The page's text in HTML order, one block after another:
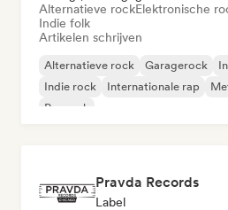
Alternatieve rockElektronische
Indie folk
Artikelen schrijven
Alternatieve rock Garagerock
Indie rock
Internationale rap
Poprock
Pravda Records
Label